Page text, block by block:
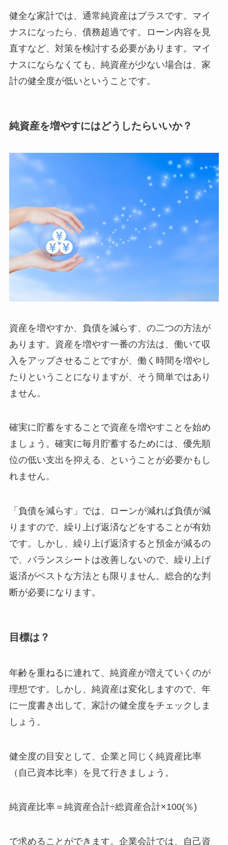
健全な家計では、通常純資産はプラスです。マイ
ナスになったら、債務超過です。ローン内容を見
直すなど、対策を検討する必要があります。マイ
ナスにならなくても、純資産が少ない場合は、家
計の健全度が低いということです。
純資産を増やすにはどうしたらいいか？
資産を増やすか、負債を減らす、の二つの方法が
あります。資産を増やす一番の方法は、働いて収
入をアップさせることですが、働く時間を増やし
たりということになりますが、そう簡単ではあり
ません。
確実に貯蓄をすることで資産を増やすことを始め
ましょう。確実に毎月貯蓄するためには、優先順
位の低い支出を抑える、ということが必要かもし
れません。
「負債を減らす」では、ローンが減れば負債が減
りますので、繰り上げ返済などをすることが有効
です。しかし、繰り上げ返済すると預金が減るの
で、バランスシートは改善しないので、繰り上げ
返済がベストな方法とも限りません。総合的な判
断が必要になります。
目標は？
年齢を重ねるに連れて、純資産が増えていくのが
理想です。しかし、純資産は変化しますので、年
に一度書き出して、家計の健全度をチェックしま
しょう。
健全度の目安として、企業と同じく純資産比率
（自己資本比率）を見て行きましょう。
純資産比率＝純資産合計÷総資産合計×100(％)
で求めることができます。企業会計では、自己資